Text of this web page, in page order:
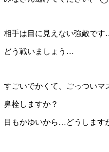
相手は目に見えない強敵で
どう戦いましょう…
すごいでかくて、ごっついマ
鼻栓しますか？
目もかゆいから…どうします